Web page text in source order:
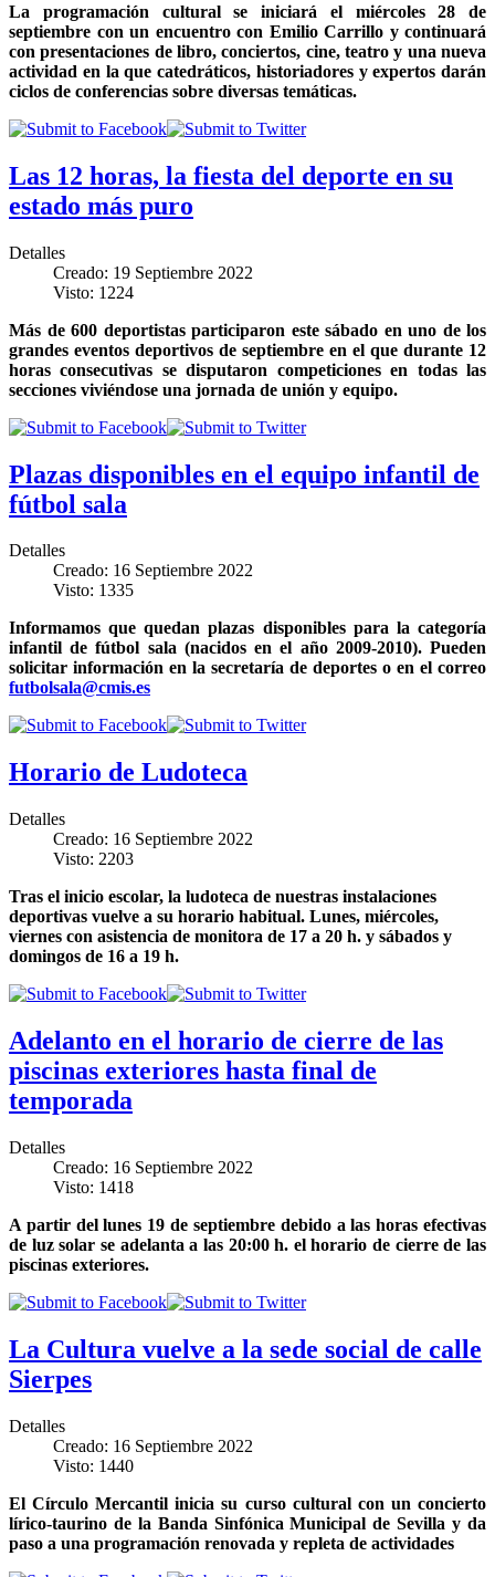
La programación cultural se iniciará el miércoles 28 de
septiembre con un encuentro con Emilio Carrillo y continuará
con presentaciones de libro, conciertos, cine, teatro y una nueva
actividad en la que catedráticos, historiadores y expertos darán
ciclos de conferencias sobre diversas temáticas.
Las 12 horas, la fiesta del deporte en su
estado más puro
Detalles
Creado: 19 Septiembre 2022
Visto: 1224
Más de 600 deportistas participaron este sábado en uno de los
grandes eventos deportivos de septiembre en el que durante 12
horas consecutivas se disputaron competiciones en todas las
secciones viviéndose una jornada de unión y equipo.
Plazas disponibles en el equipo infantil de
fútbol sala
Detalles
Creado: 16 Septiembre 2022
Visto: 1335
Informamos que quedan plazas disponibles para la categoría
infantil de fútbol sala (nacidos en el año 2009-2010). Pueden
solicitar información en la secretaría de deportes o en el correo
futbolsala@cmis.es
Horario de Ludoteca
Detalles
Creado: 16 Septiembre 2022
Visto: 2203
Tras el inicio escolar, la ludoteca de nuestras instalaciones
deportivas vuelve a su horario habitual. Lunes, miércoles,
viernes con asistencia de monitora de 17 a 20 h. y sábados y
domingos de 16 a 19 h.
Adelanto en el horario de cierre de las
piscinas exteriores hasta final de
temporada
Detalles
Creado: 16 Septiembre 2022
Visto: 1418
A partir del lunes 19 de septiembre debido a las horas efectivas
de luz solar se adelanta a las 20:00 h. el horario de cierre de las
piscinas exteriores.
La Cultura vuelve a la sede social de calle
Sierpes
Detalles
Creado: 16 Septiembre 2022
Visto: 1440
El Círculo Mercantil inicia su curso cultural con un concierto
lírico-taurino de la Banda Sinfónica Municipal de Sevilla y da
paso a una programación renovada y repleta de actividades